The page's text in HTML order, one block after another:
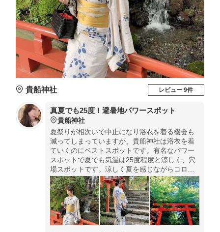
貴船神社 レビュー 9件
真夏でも25度！避暑地パワースポット
貴船神社
夏祭りが相次いで中止になり浴衣を着る機会も
減ってしまっていますが、貴船神社は浴衣を着
ていくのにベストスポットです。有名なパワー
スポットで夏でも気温は25度程度と涼しく、穴
場スポットです。涼しく夏を感じながらコロナ
対策万全にお参りが出来ます。